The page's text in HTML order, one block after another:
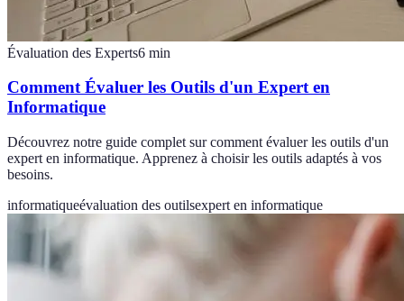
Évaluation des Experts6 min
Comment Évaluer les Outils d'un Expert en
Informatique
Découvrez notre guide complet sur comment évaluer les outils d'un
expert en informatique. Apprenez à choisir les outils adaptés à vos
besoins.
informatiqueévaluation des outilsexpert en informatique